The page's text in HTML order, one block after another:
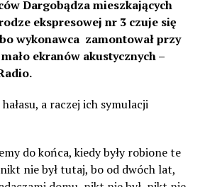
Dargobądza mieszkających
ekspresowej nr 3 czuje się
wykonawca zamontował przy
ekranów akustycznych –
a raczej ich symulacji
do końca, kiedy były robione te
nie był tutaj, bo od dwóch lat,